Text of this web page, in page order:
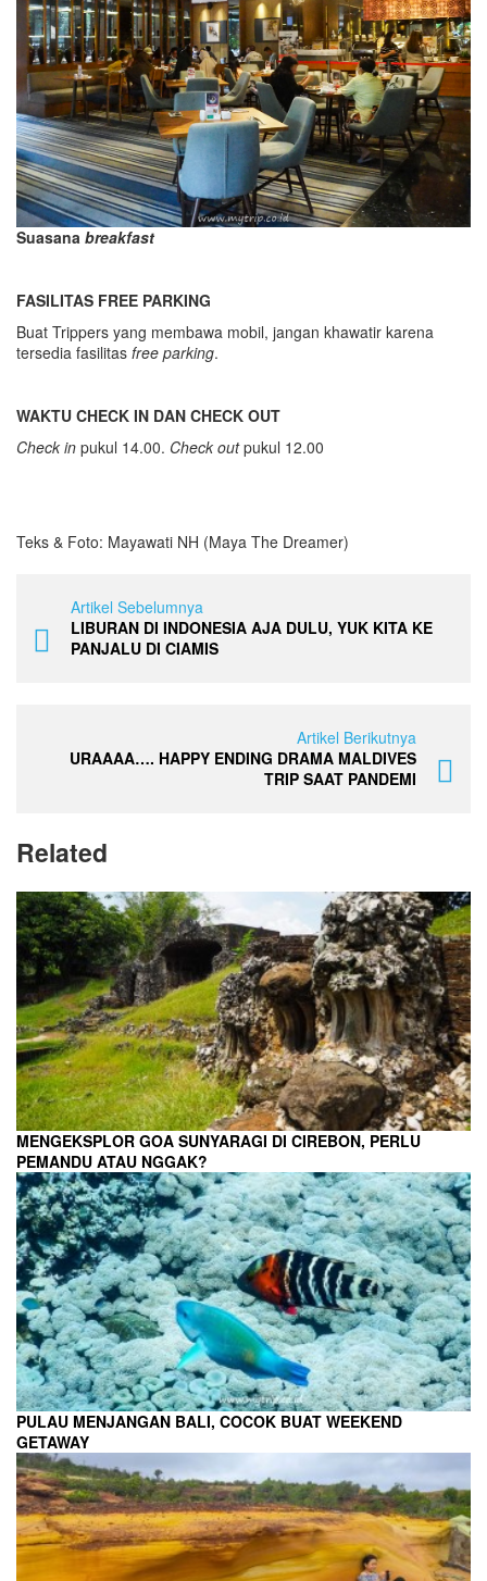
Suasana breakfast
FASILITAS FREE PARKING
Buat Trippers yang membawa mobil, jangan khawatir karena
tersedia fasilitas free parking.
WAKTU CHECK IN DAN CHECK OUT
Check in pukul 14.00. Check outpukul 12.00
Teks & Foto: Mayawati NH (Maya The Dreamer)
Artikel Sebelumnya
LIBURAN DI INDONESIA AJA DULU, YUK KITA KE
PANJALU DI CIAMIS
Artikel Berikutnya
URAAAA…. HAPPY ENDING DRAMA MALDIVES
TRIP SAAT PANDEMI
Related
MENGEKSPLOR GOA SUNYARAGI DI CIREBON, PERLU
PEMANDU ATAU NGGAK?
PULAU MENJANGAN BALI, COCOK BUAT WEEKEND
GETAWAY